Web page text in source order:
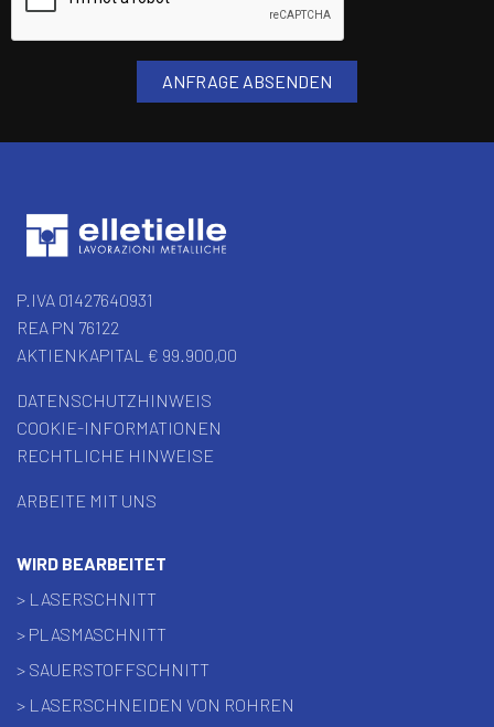
P.IVA 01427640931
REA PN 76122
AKTIENKAPITAL € 99.900,00
DATENSCHUTZHINWEIS
COOKIE-INFORMATIONEN
RECHTLICHE HINWEISE
ARBEITE MIT UNS
WIRD BEARBEITET
> LASERSCHNITT
> PLASMASCHNITT
> SAUERSTOFFSCHNITT
> LASERSCHNEIDEN VON ROHREN